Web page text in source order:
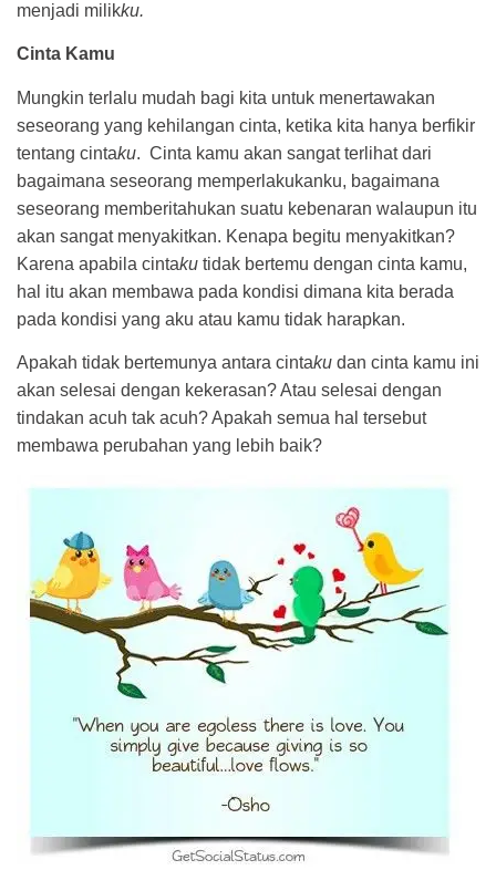
menjadi milikku.
Cinta Kamu
Mungkin terlalu mudah bagi kita untuk menertawakan
seseorang yang kehilangan cinta, ketika kita hanya berfikir
tentang cintaku. Cinta kamu akan sangat terlihat dari
bagaimana seseorang memperlakukanku, bagaimana
seseorang memberitahukan suatu kebenaran walaupun itu
akan sangat menyakitkan. Kenapa begitu menyakitkan?
Karena apabila cintaku tidak bertemu dengan cinta kamu,
hal itu akan membawa pada kondisi dimana kita berada
pada kondisi yang aku atau kamu tidak harapkan.
Apakah tidak bertemunya antara cintaku dan cinta kamu ini
akan selesai dengan kekerasan? Atau selesai dengan
tindakan acuh tak acuh? Apakah semua hal tersebut
membawa perubahan yang lebih baik?